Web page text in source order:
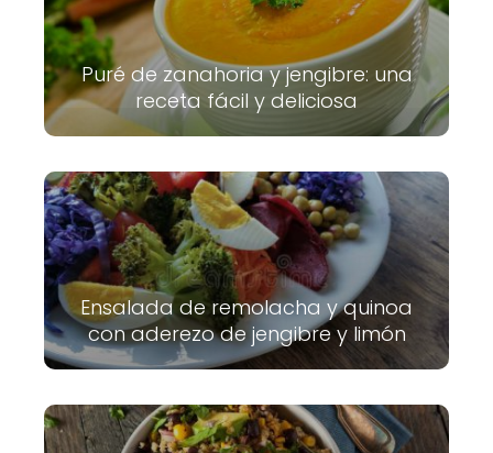
Puré de zanahoria y jengibre: una
receta fácil y deliciosa
Ensalada de remolacha y quinoa
con aderezo de jengibre y limón